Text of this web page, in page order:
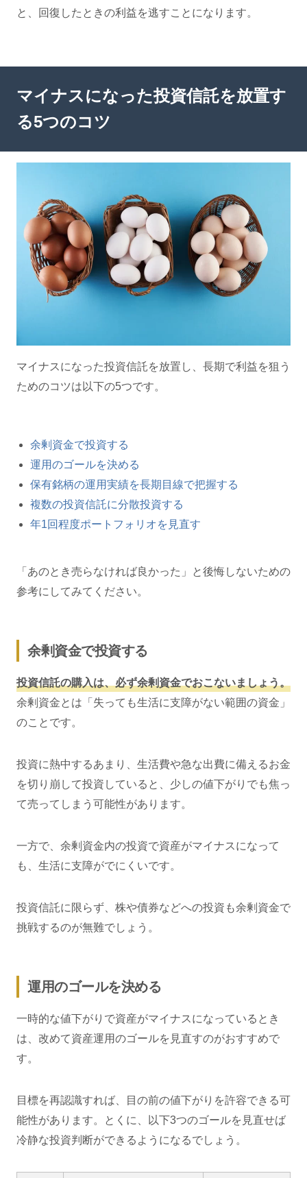
と、回復したときの利益を逃すことになります。
マイナスになった投資信託を放置す
る5つのコツ
マイナスになった投資信託を放置し、長期で利益を狙う
ためのコツは以下の5つです。
余剰資金で投資する
運用のゴールを決める
保有銘柄の運用実績を長期目線で把握する
複数の投資信託に分散投資する
年1回程度ポートフォリオを見直す
「あのとき売らなければ良かった」と後悔しないための
参考にしてみてください。
余剰資金で投資する
投資信託の購入は、必ず余剰資金でおこないましょう。
余剰資金とは「失っても生活に支障がない範囲の資金」
のことです。
投資に熱中するあまり、生活費や急な出費に備えるお金
を切り崩して投資していると、少しの値下がりでも焦っ
て売ってしまう可能性があります。
一方で、余剰資金内の投資で資産がマイナスになって
も、生活に支障がでにくいです。
投資信託に限らず、株や債券などへの投資も余剰資金で
挑戦するのが無難でしょう。
運用のゴールを決める
一時的な値下がりで資産がマイナスになっているとき
は、改めて資産運用のゴールを見直すのがおすすめで
す。
目標を再認識すれば、目の前の値下がりを許容できる可
能性があります。とくに、以下3つのゴールを見直せば
冷静な投資判断ができるようになるでしょう。